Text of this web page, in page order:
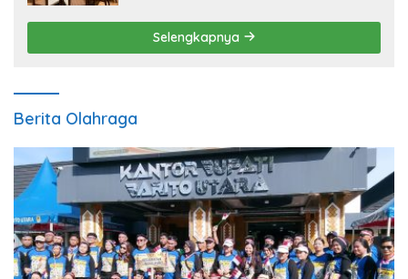
Selengkapnya
Berita Olahraga